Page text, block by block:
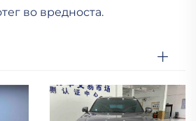
во вредноста.